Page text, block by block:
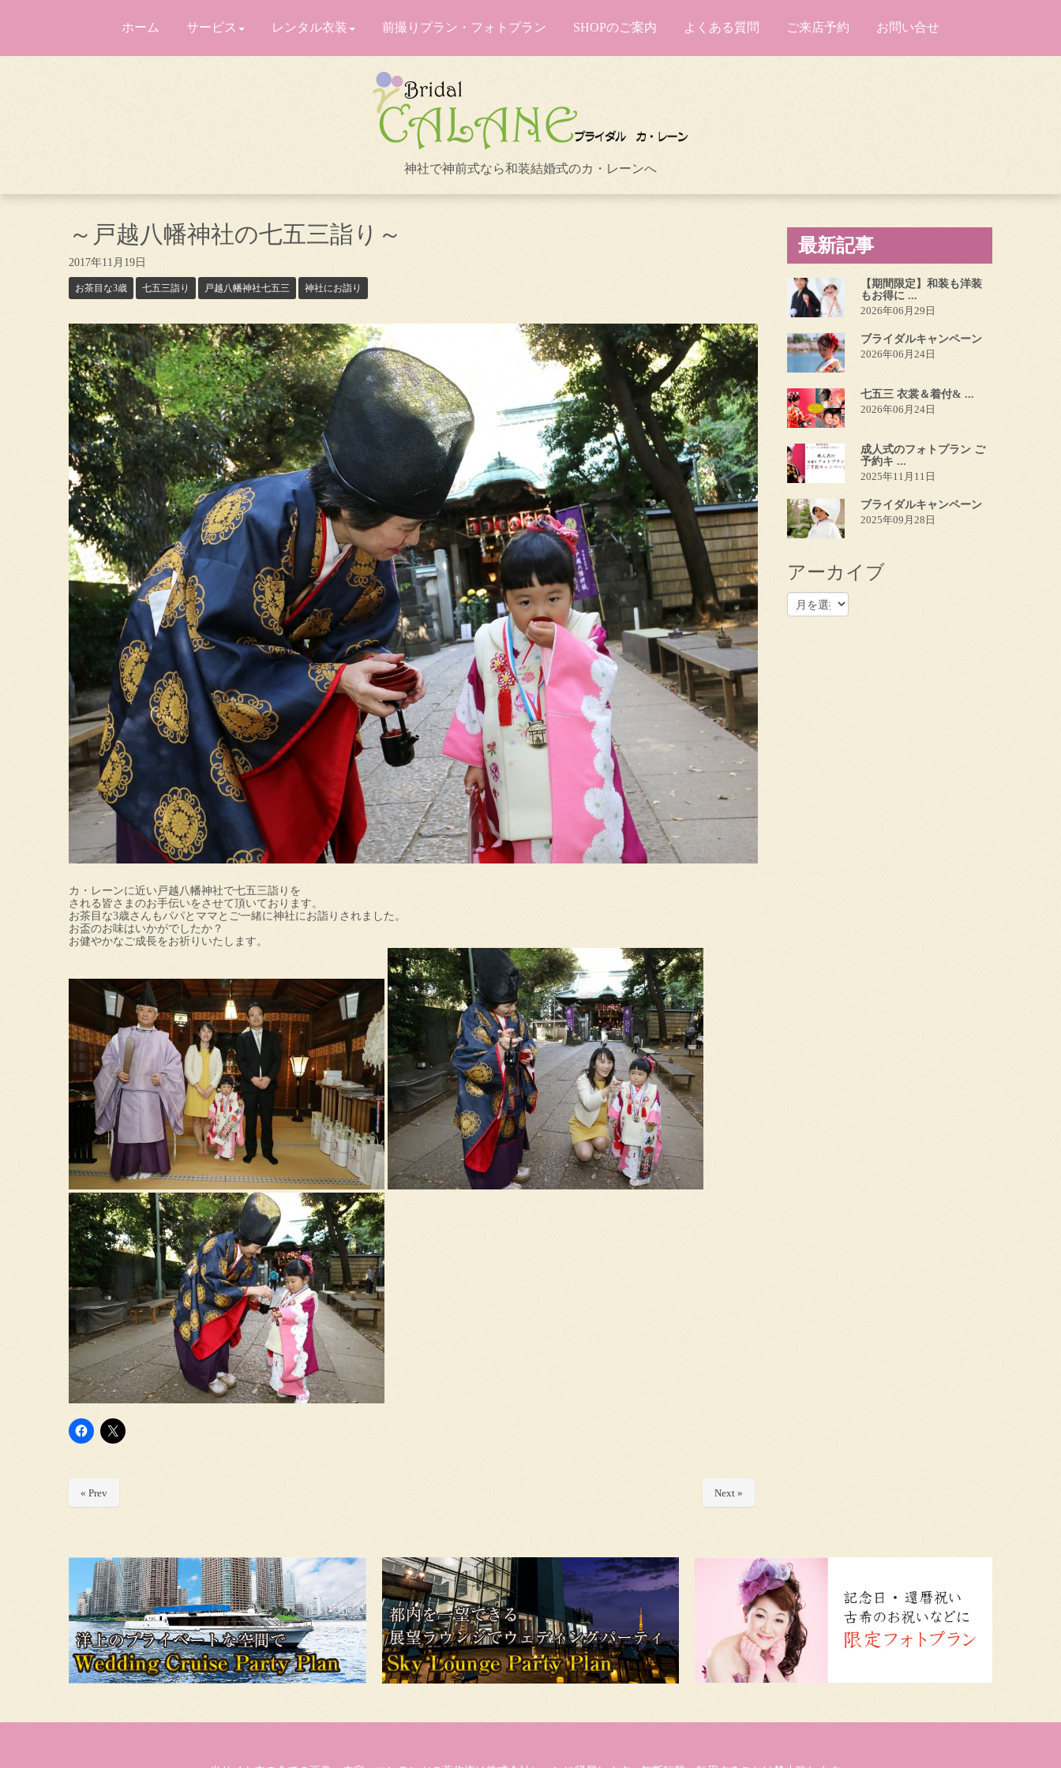
ホーム サービス レンタル衣装 前撮りプラン・フォトプラン SHOPのご案内 よくある質問 ご来店予約 お問い合せ
神社で神前式なら和装結婚式のカ・レーンへ
～戸越八幡神社の七五三詣り～
2017年11月19日
お茶目な3歳 七五三詣り 戸越八幡神社七五三 神社にお詣り
カ・レーンに近い戸越八幡神社で七五三詣りを
される皆さまのお手伝いをさせて頂いております。
お茶目な3歳さんもパパとママとご一緒に神社にお詣りされました。
お盃のお味はいかがでしたか？
お健やかなご成長をお祈りいたします。
« Prev Next »
最新記事
【期間限定】和装も洋装
もお得に ...
2026年06月29日
ブライダルキャンペーン
2026年06月24日
七五三 衣裳＆着付& ...
2026年06月24日
成人式のフォトプラン ご
予約キ ...
2025年11月11日
ブライダルキャンペーン
2025年09月28日
アーカイブ